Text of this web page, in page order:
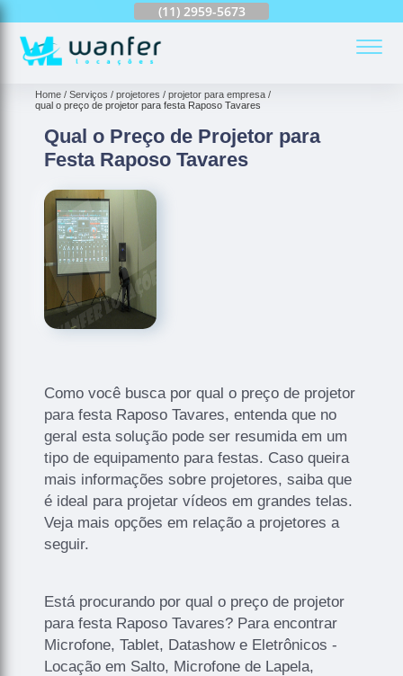
(11) 2959-5673
Home Serviços projetores
projetor para empresa
qual o preço de projetor para festa Raposo Tavares
Qual o Preço de Projetor para
Festa Raposo Tavares
Como você busca por qual o preço de projetor
para festa Raposo Tavares, entenda que no
geral esta solução pode ser resumida em um
tipo de equipamento para festas. Caso queira
mais informações sobre projetores, saiba que
é ideal para projetar vídeos em grandes telas.
Veja mais opções em relação a projetores a
seguir.
Está procurando por qual o preço de projetor
para festa Raposo Tavares? Para encontrar
Microfone, Tablet, Datashow e Eletrônicos -
Locação em Salto, Microfone de Lapela,